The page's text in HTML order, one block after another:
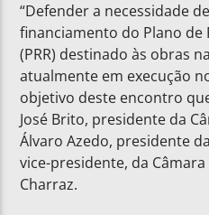
“Defender a necessidade
financiamento do Plano de
(PRR) destinado às obras
atualmente em execução
objetivo deste encontro
José Brito, presidente da
Álvaro Azedo, presidente
vice-presidente, da
Charraz.